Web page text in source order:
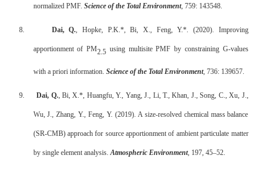
normalized PMF. Science of the Total Environment, 759: 143548.
8. Dai, Q., Hopke, P.K.*, Bi, X., Feng, Y.*. (2020). Improving
apportionment of PM2.5 using multisite PMF by constraining G-values
with a priori information. Science of the Total Environment, 736: 139657.
9. Dai, Q., Bi, X.*, Huangfu, Y., Yang, J., Li, T., Khan, J., Song, C., Xu, J.,
Wu, J., Zhang, Y., Feng, Y. (2019). A size-resolved chemical mass balance
(SR-CMB) approach for source apportionment of ambient particulate matter
by single element analysis. Atmospheric Environment, 197, 45–52.